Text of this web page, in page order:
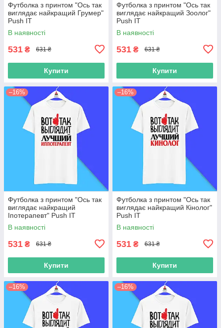
Футболка з принтом "Ось так
виглядає найкращий Грумер"
Push IT
В наявності
531 ₴ 631 ₴
Купити
Футболка з принтом "Ось так
виглядає найкращий Зоолог"
Push IT
В наявності
531 ₴ 631 ₴
Купити
–16%
Футболка з принтом "Ось так
виглядає найкращий
Іпотерапевт" Push IT
В наявності
531 ₴ 631 ₴
Купити
–16%
Футболка з принтом "Ось так
виглядає найкращий Кінолог"
Push IT
В наявності
531 ₴ 631 ₴
Купити
–16% –16%